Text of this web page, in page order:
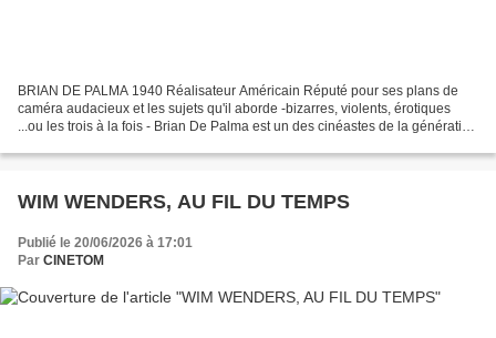
BRIAN DE PALMA 1940 Réalisateur Américain Réputé pour ses plans de
caméra audacieux et les sujets qu'il aborde -bizarres, violents, érotiques
...ou les trois à la fois - Brian De Palma est un des cinéastes de la génération
WIM WENDERS, AU FIL DU TEMPS
Publié le 20/06/2026 à 17:01
Par CINETOM